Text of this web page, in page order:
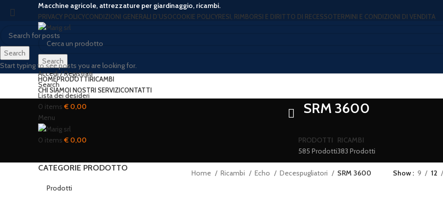
Macchine agricole, attrezzature per giardinaggio, ricambi.
PRIVACY POLICYCONDIZIONI GENERALI D’USOCOOKIE POLICYRESI, RIMBORSI E DIRITTO DI RECESSOTERMINI E CONDIZIONI DI VENDITA
Search
Accedi / Registrati
Search
Lista dei desideri
0 items € 0,00
Menu
0 items € 0,00
HOMEPRODOTTIRICAMBI
CHI SIAMOI NOSTRI SERVIZICONTATTI
SRM 3600
PRODOTTI
585 Prodotti
RICAMBI
383 Prodotti
CATEGORIE PRODOTTO
Prodotti
Home Ricambi Echo Decespugliatori SRM 3600 Show 9 12
Search
Start typing to see posts you are looking for.